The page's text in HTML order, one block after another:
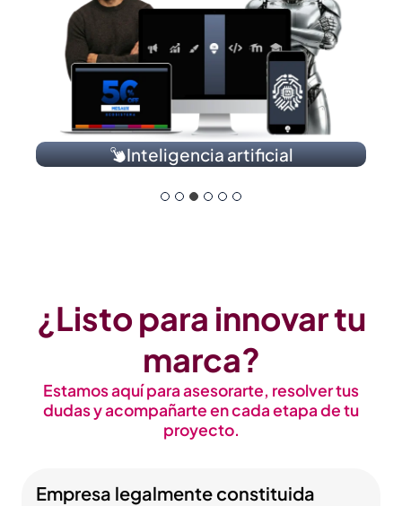
Inteligencia artificial
¿Listo para innovar tu
marca?
Estamos aquí para asesorarte, resolver tus
dudas y acompañarte en cada etapa de tu
proyecto.
Empresa legalmente constituida